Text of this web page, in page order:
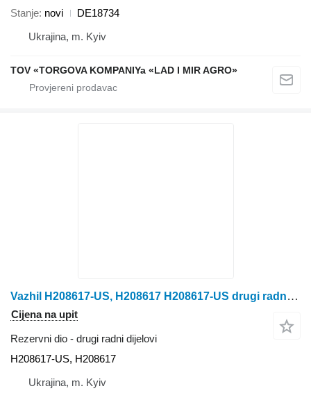
Stanje novi
DE18734
Ukrajina, m. Kyiv
TOV «TORGOVA KOMPANIYa «LAD I MIR AGRO»
Vazhil H208617-US, H208617 H208617-US drugi radni dijelovi za John Deere 9560 STS, 9570 STS, 9650 STS, 9660 kombajna za žito
Cijena na upit
Rezervni dio - drugi radni dijelovi
H208617-US, H208617
Ukrajina, m. Kyiv